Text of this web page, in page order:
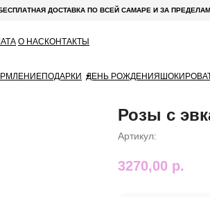
ДОСТАВКА ПО ВСЕЙ САМАРЕ И ЗА
О НАСКОНТАКТЫ
ПОДАРКИ ДЕНЬ РОЖДЕНИЯ
Розы с
Артикул:
3270,00 р.